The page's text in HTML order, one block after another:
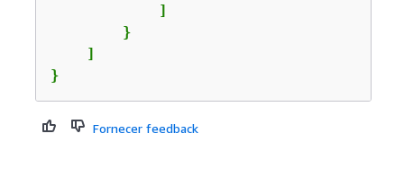
            ]
        }
    ]
}
Fornecer feedback